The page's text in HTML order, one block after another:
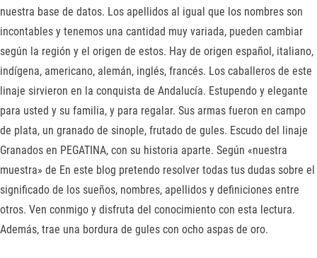
nuestra base de datos. Los apellidos al igual que los nombres son
incontables y tenemos una cantidad muy variada, pueden cambiar
según la región y el origen de estos. Hay de origen español, italiano,
indígena, americano, alemán, inglés, francés. Los caballeros de este
linaje sirvieron en la conquista de Andalucía. Estupendo y elegante
para usted y su familia, y para regalar. Sus armas fueron en campo
de plata, un granado de sinople, frutado de gules. Escudo del linaje
Granados en PEGATINA, con su historia aparte. Según «nuestra
muestra» de En este blog pretendo resolver todas tus dudas sobre el
significado de los sueños, nombres, apellidos y definiciones entre
otros. Ven conmigo y disfruta del conocimiento con esta lectura.
Además, trae una bordura de gules con ocho aspas de oro.